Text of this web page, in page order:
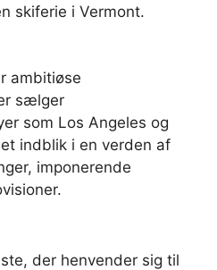
skiferie i Vermont.
ambitiøse
sælger
som Los Angeles og
indblik i en verden af
imponerende
der henvender sig til